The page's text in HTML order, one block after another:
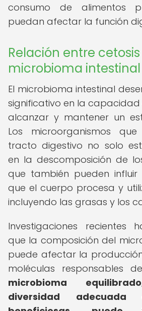
consumo de alimentos
puedan afectar la función
Relación entre
microbioma intestinal
El microbioma intestinal
significativo en la
alcanzar y mantener un
Los microorganismos
tracto digestivo no solo
en la descomposición de
que también pueden
que el cuerpo procesa y
incluyendo las grasas y los
Investigaciones recientes
que la composición del
puede afectar la
moléculas responsables
microbioma
diversidad adecuada